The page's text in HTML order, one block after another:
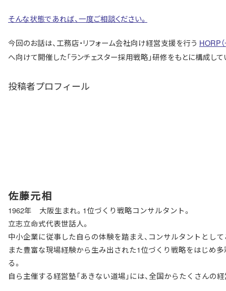
そんな状態であれば、一度ご相談ください。
今回のお話は、工務店・リフォーム会社向け経営支援を行う HORP
へ向けて開催した「ランチェスター採用戦略」研修をもとに構成して
投稿者プロフィール
佐藤元相
1962年 大阪生まれ。1位づくり戦略コンサルタント。
立志立命式代表世話人。
中小企業に従事した自らの体験を踏まえ、コンサルタントとし
また豊富な現場経験から生み出された1位づくり戦略をはじめ
る。
自ら主催する経営塾「あきない道場」には、全国からたくさん